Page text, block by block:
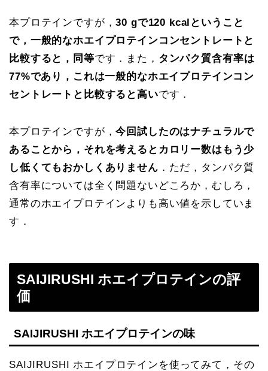
本プロテインですが，30 gで120 kcalということ
で， 一般的なホエイプロテインコンセントレートと
比較すると，同等です．また， タンパク質含有率は
77%であり，これは一般的なホエイプロテインコン
セントレートと比較すると高いです．
本プロテインですが，今回試したのはナチュラルで
あることから，それを考えるとカロリー数はもう少
し低くてもおかしくありません ．ただ，タンパク質
含有率については全く問題ないどころか，むしろ，
通常のホエイプロテインよりも高い値を示していま
す．
SAIJIRUSHI ホエイプロテインの評
価
SAIJIRUSHI ホエイプロテインの味
SAIJIRUSHI ホエイプロテインを使ってみて，その